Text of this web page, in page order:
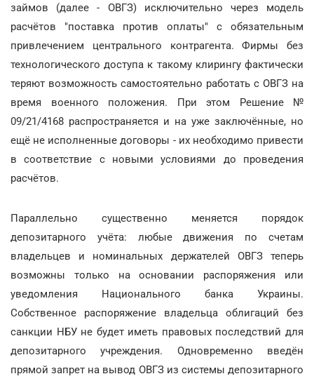
займов (далее - ОВГЗ) исключительно через модель
расчётов "поставка против оплаты" с обязательным
привлечением центрального контрагента. Фирмы без
технологического доступа к такому клирингу фактически
теряют возможность самостоятельно работать с ОВГЗ на
время военного положения. При этом Решение №
09/21/4168 распространяется и на уже заключённые, но
ещё не исполненные договоры - их необходимо привести
в соответствие с новыми условиями до проведения
расчётов.
Параллельно существенно меняется порядок
депозитарного учёта: любые движения по счетам
владельцев и номинальных держателей ОВГЗ теперь
возможны только на основании распоряжения или
уведомления Национального банка Украины.
Собственное распоряжение владельца облигаций без
санкции НБУ не будет иметь правовых последствий для
депозитарного учреждения. Одновременно введён
прямой запрет на вывод ОВГЗ из системы депозитарного